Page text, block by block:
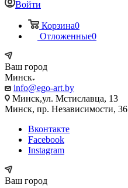
Войти
Корзина0
Отложенные0
Ваш город
Минск
info@ego-art.by
Минск,ул. Мстиславца, 13
Минск, пр. Независимости, 36
Вконтакте
Facebook
Instagram
Ваш город